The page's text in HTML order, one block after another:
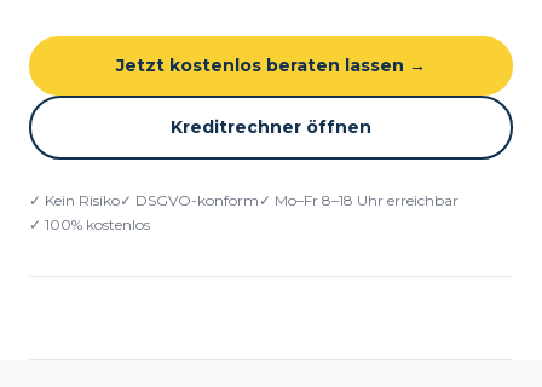
Jetzt kostenlos beraten lassen →
Kreditrechner öffnen
✓ Kein Risiko✓ DSGVO-konform ✓ Mo–Fr 8–18 Uhr erreichbar
✓ 100% kostenlos